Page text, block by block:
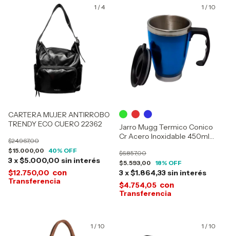
1 /4
CARTERA MUJER ANTIRROBO
TRENDY ECO CUERO 22362
$15.000,00
$24.967,00
40% OFF
3x$5.000,00 sin interés
$12.750,00 con
1 /10
Jarro Mugg Termico Conico
Cr Acero Inoxidable 450ml
$5.593,00
$6.857,00
18% OFF
3x$1.864,33 sin interés
$4.754,05 con
1 /10 1 /10